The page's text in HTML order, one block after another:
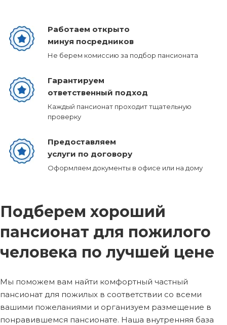
Работаем открыто
минуя посредников
Не берем комиссию за подбор пансионата
Гарантируем
ответственный подход
Каждый пансионат проходит тщательную
проверку
Предоставляем
услуги по договору
Оформляем документы в офисе или на дому
Подберем хороший
пансионат для пожилого
человека по лучшей цене
Мы поможем вам найти комфортный частный
пансионат для пожилых в соответствии со всеми
вашими пожеланиями и организуем размещение в
понравившемся пансионате. Наша внутренняя база